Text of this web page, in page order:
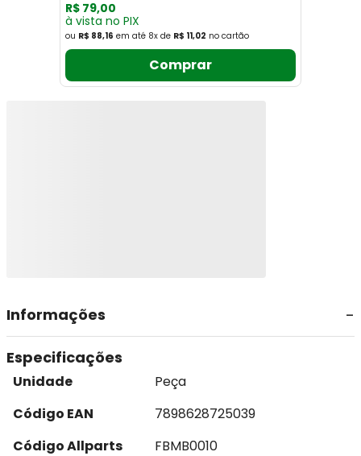
R$ 79,00
à vista no PIX
ou R$ 88,16 em até 8x de R$ 11,02 no cartão
Comprar
Informações
Especificações
Unidade
Peça
Código EAN
7898628725039
Código Allparts
FBMB0010